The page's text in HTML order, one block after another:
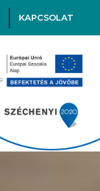
KAPCSOLAT